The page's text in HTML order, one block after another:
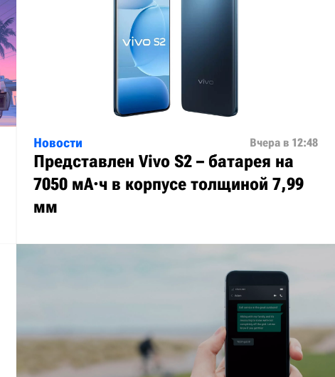
Новости Вчера в 12:48
Представлен Vivo S2 – батарея на
7050 мА·ч в корпусе толщиной 7,99
мм